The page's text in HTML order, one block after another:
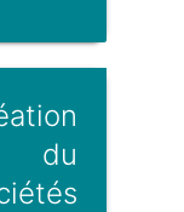
du